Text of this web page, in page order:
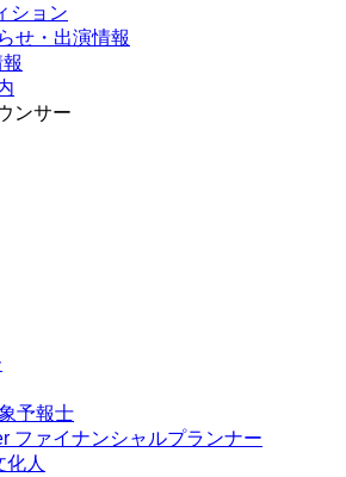
ション
せ・出演情報
ンサー
予報士
ファイナンシャルプランナー
化人